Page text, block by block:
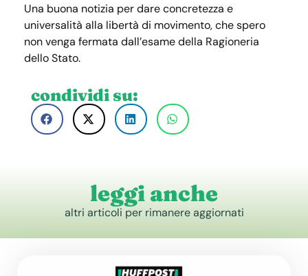
condividi su:
Una buona notizia per dare concretezza e
universalità alla libertà di movimento, che spero
non venga fermata dall’esame della Ragioneria
dello Stato.
leggi anche
altri articoli per rimanere aggiornati